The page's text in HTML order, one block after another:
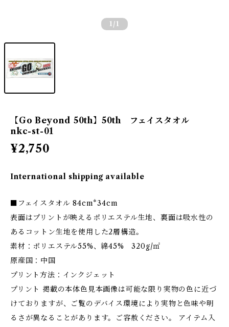
1 /1
【Go Beyond 50th】50th フェイスタオル
nkc-st-01
¥2,750
International shipping available
■フェイスタオル 84cm*34cm
表面はプリントが映えるポリエステル生地、裏面は吸水性の
あるコットン生地を使用した2層構造。
素材：ポリエステル55%、綿45% 320g/㎡
原産国：中国
プリント方法：インクジェット
プリント 掲載の本体色見本画像は可能な限り実物の色に近づ
けておりますが、ご覧のデバイス環境により実物と色味や明
るさが異なることがあります。ご容赦ください。 アイテム入